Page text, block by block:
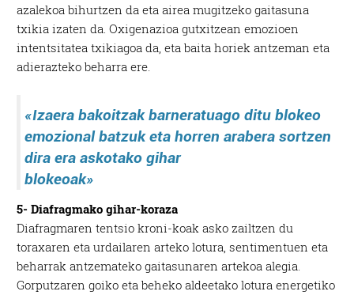
azalekoa bihurtzen da eta airea mugitzeko gaitasuna
txikia izaten da. Oxigenazioa gutxitzean emozioen
intentsitatea txikiagoa da, eta baita horiek antzeman eta
adierazteko beharra ere.
«Izaera bakoitzak barneratuago ditu blokeo
emozional batzuk eta horren arabera sortzen
dira era askotako gihar
blokeoak»
5- Diafragmako gihar-koraza
Diafragmaren tentsio kroni-koak asko zailtzen du
toraxaren eta urdailaren arteko lotura, sentimentuen eta
beharrak antzemateko gaitasunaren artekoa alegia.
Gorputzaren goiko eta beheko aldeetako lotura energetiko